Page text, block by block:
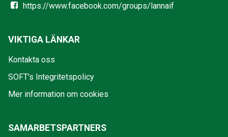
https://www.facebook.com/groups/lannaif
VIKTIGA LÄNKAR
Kontakta oss
SOFT's Integritetspolicy
Mer information om cookies
SAMARBETSPARTNERS